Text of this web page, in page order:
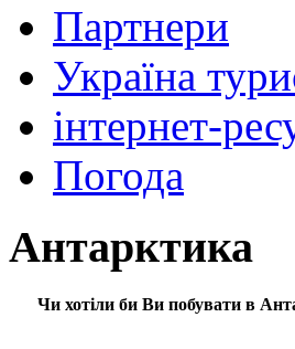
Партнери
Україна
інтернет-
Погода
Антарктика
Чи хотіли би Ви побувати в